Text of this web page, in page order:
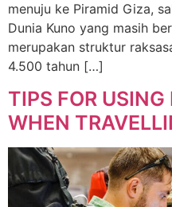
menuju ke Piramid Giza,
Dunia Kuno yang masih
merupakan struktur
4.500 tahun […]
TIPS FOR
WHEN